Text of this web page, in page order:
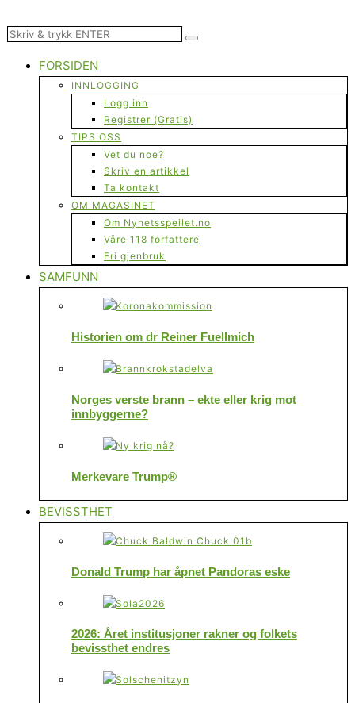
FORSIDEN
INNLOGGING
Logg inn
Registrer (Gratis)
TIPS OSS
Vet du noe?
Skriv en artikkel
Ta kontakt
OM MAGASINET
Om Nyhetsspeilet.no
Våre 118 forfattere
Fri gjenbruk
SAMFUNN
Historien om dr Reiner Fuellmich
Norges verste brann – ekte eller krig mot
innbyggerne?
Merkevare Trump®
BEVISSTHET
Donald Trump har åpnet Pandoras eske
2026: Året institusjoner rakner og folkets
bevissthet endres